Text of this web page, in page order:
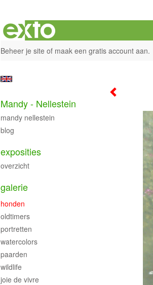
Beheer je site of maak een gratis account aan.
Mandy - Nellestein
mandy nellestein
blog
exposities
overzicht
galerie
honden
oldtimers
portretten
watercolors
paarden
wildlife
joie de vivre